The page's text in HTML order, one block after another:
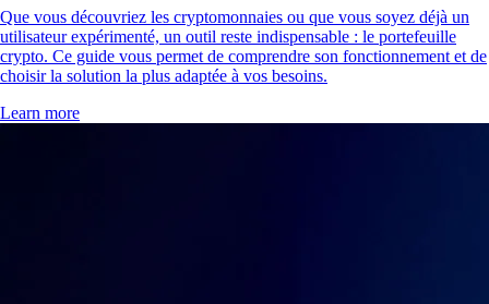
Que vous découvriez les cryptomonnaies ou que vous soyez déjà un
utilisateur expérimenté, un outil reste indispensable : le portefeuille
crypto. Ce guide vous permet de comprendre son fonctionnement et de
choisir la solution la plus adaptée à vos besoins.
Learn more